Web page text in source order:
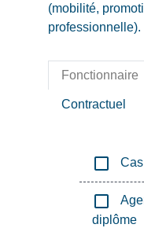
(mobilité,
professionnelle).
Fonctionnaire
Contractuel
check_box_outline_blank
check_box_outline_blank
diplôme